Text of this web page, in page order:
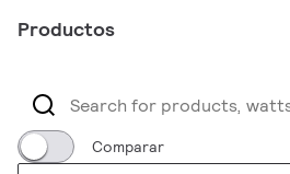
Productos
Comparar